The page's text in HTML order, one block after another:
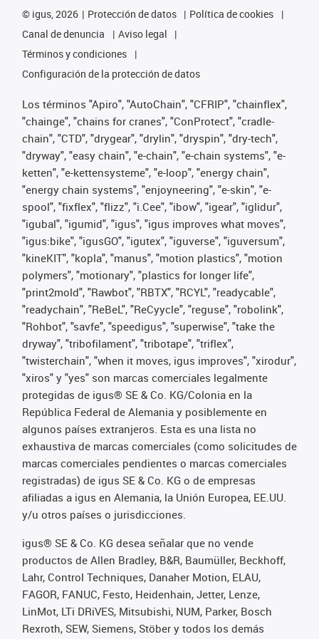
© igus, 2026 Protección de datos
Política de cookies
Canal de denuncia
Aviso legal
Términos y condiciones
Configuración de la protección de datos
Los términos "Apiro", "AutoChain", "CFRIP", "chainflex",
"chainge", "chains for cranes", "ConProtect", "cradle-
chain", "CTD", "drygear", "drylin", "dryspin", "dry-tech",
"dryway", "easy chain", "e-chain", "e-chain systems", "e-
ketten", "e-kettensysteme", "e-loop", "energy chain",
"energy chain systems", "enjoyneering", "e-skin", "e-
spool", "fixflex", "flizz", "i.Cee", "ibow", "igear", "iglidur",
"igubal", "igumid", "igus", "igus improves what moves",
"igus:bike", "igusGO", "igutex", "iguverse", "iguversum",
"kineKIT", "kopla", "manus", "motion plastics", "motion
polymers", "motionary", "plastics for longer life",
"print2mold", "Rawbot", "RBTX", "RCYL", "readycable",
"readychain", "ReBeL", "ReCyycle", "reguse", "robolink",
"Rohbot", "savfe", "speedigus", "superwise", "take the
dryway", "tribofilament", "tribotape", "triflex",
"twisterchain", "when it moves, igus improves", "xirodur",
"xiros" y "yes" son marcas comerciales legalmente
protegidas de igus® SE & Co. KG/Colonia en la
República Federal de Alemania y posiblemente en
algunos países extranjeros. Esta es una lista no
exhaustiva de marcas comerciales (como solicitudes de
marcas comerciales pendientes o marcas comerciales
registradas) de igus SE & Co. KG o de empresas
afiliadas a igus en Alemania, la Unión Europea, EE.UU.
y/u otros países o jurisdicciones.
igus® SE & Co. KG desea señalar que no vende
productos de Allen Bradley, B&R, Baumüller, Beckhoff,
Lahr, Control Techniques, Danaher Motion, ELAU,
FAGOR, FANUC, Festo, Heidenhain, Jetter, Lenze,
LinMot, LTi DRiVES, Mitsubishi, NUM, Parker, Bosch
Rexroth, SEW, Siemens, Stöber y todos los demás